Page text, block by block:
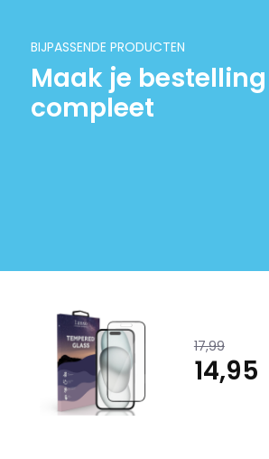
BIJPASSENDE PRODUCTEN
Maak je bestelling
compleet
17,99
14,95